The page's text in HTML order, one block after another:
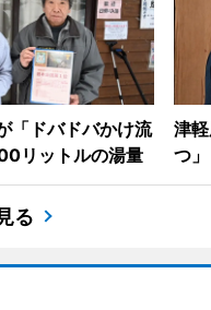
「ドバドバかけ流
リットルの湯量
津
つ
る